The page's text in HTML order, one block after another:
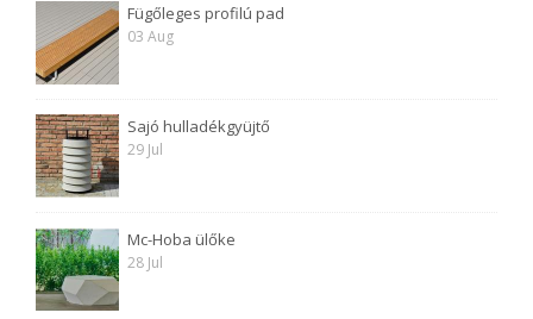
Fügőleges profilú pad
03 Aug
Sajó hulladékgyüjtő
29 Jul
Mc-Hoba ülőke
28 Jul